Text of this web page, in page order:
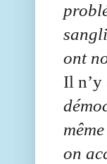
ont
Il n’y
on